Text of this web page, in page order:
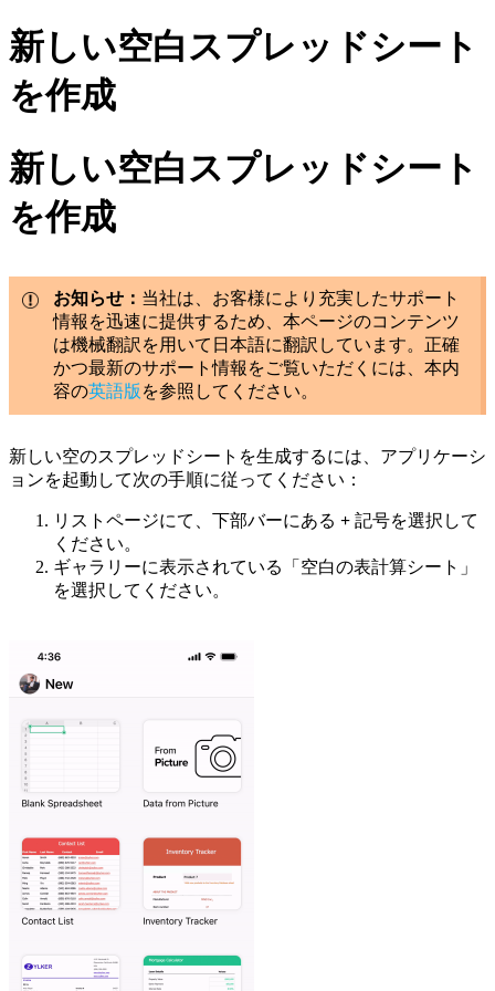
新しい空白スプレッドシート
を作成
新しい空白スプレッドシート
を作成
お知らせ： 当社は、お客様により充実したサポート
情報を迅速に提供するため、本ページのコンテンツ
は機械翻訳を用いて日本語に翻訳しています。正確
かつ最新のサポート情報をご覧いただくには、本内
容の英語版 を参照してください。
新しい空のスプレッドシートを生成するには、アプリケーシ
ョンを起動して次の手順に従ってください：
リストページにて、下部バーにある + 記号を選択して
ください。
ギャラリーに表示されている「空白の表計算シート」
を選択してください。